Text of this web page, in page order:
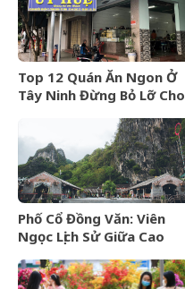
Top 12 Quán Ăn Ngon Ở
Tây Ninh Đừng Bỏ Lỡ Cho
Phố Cổ Đồng Văn: Viên
Ngọc Lịch Sử Giữa Cao